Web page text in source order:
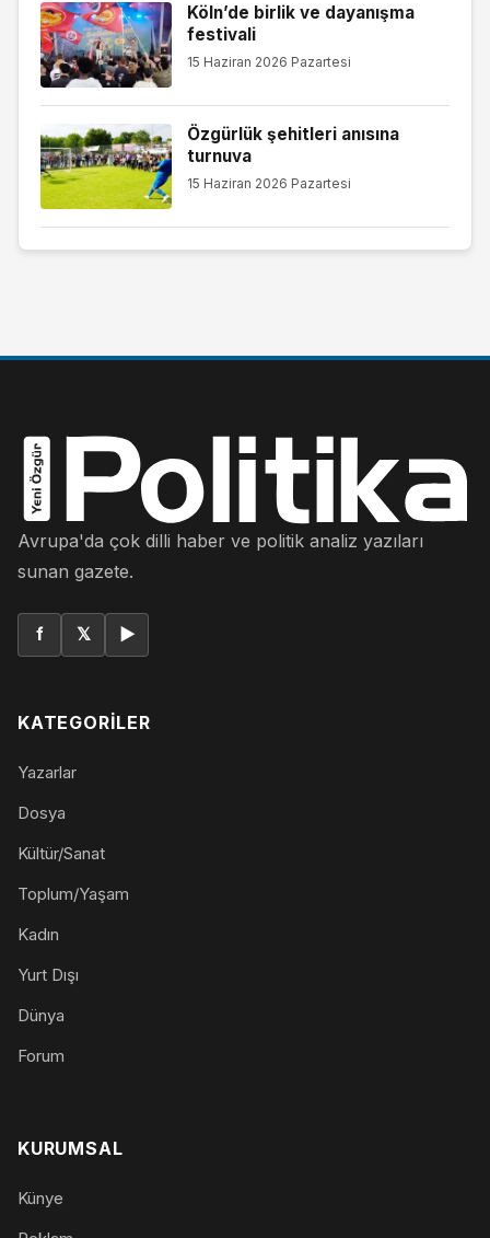
Köln’de birlik ve dayanışma
festivali
15 Haziran 2026 Pazartesi
Özgürlük şehitleri anısına
turnuva
15 Haziran 2026 Pazartesi
Avrupa'da çok dilli haber ve politik analiz yazıları
sunan gazete.
f 𝕏 ▶
KATEGORILER
Yazarlar
Dosya
Kültür/Sanat
Toplum/Yaşam
Kadın
Yurt Dışı
Dünya
Forum
KURUMSAL
Künye